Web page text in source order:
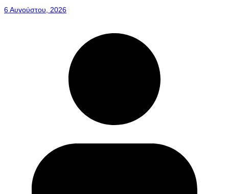
6 Αυγούστου, 2026